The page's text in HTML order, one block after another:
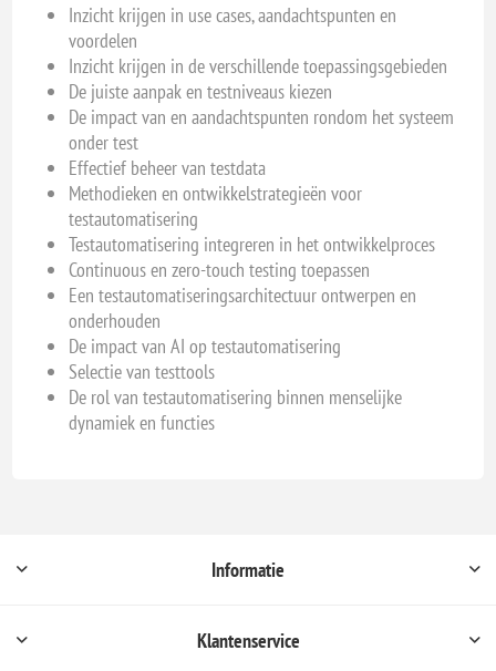
Inzicht krijgen in use cases, aandachtspunten en
voordelen
Inzicht krijgen in de verschillende toepassingsgebieden
De juiste aanpak en testniveaus kiezen
De impact van en aandachtspunten rondom het systeem
onder test
Effectief beheer van testdata
Methodieken en ontwikkelstrategieën voor
testautomatisering
Testautomatisering integreren in het ontwikkelproces
Continuous en zero-touch testing toepassen
Een testautomatiseringsarchitectuur ontwerpen en
onderhouden
De impact van AI op testautomatisering
Selectie van testtools
De rol van testautomatisering binnen menselijke
dynamiek en functies
Informatie
Klantenservice